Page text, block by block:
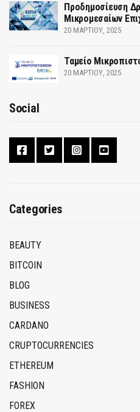
Προδημοσίευση
Μικρομεσαίων
20 ΜΑΡΤΊΟΥ, 2025
Ταμείο
20 ΜΑΡΤΊΟΥ, 2025
Social
Categories
BEAUTY
BITCOIN
BLOG
BUSINESS
CARDANO
CRUPTOCURRENCIES
ETHEREUM
FASHION
FOREX